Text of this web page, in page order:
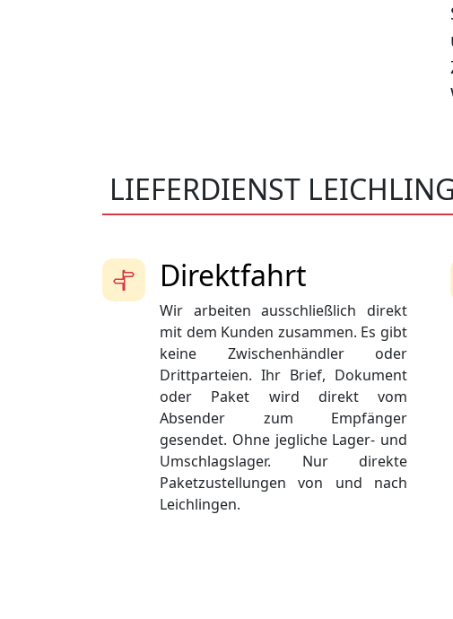
LIEFERDIENST
Direktfahrt
Wir arbeiten ausschließlich direkt
mit dem Kunden zusammen. Es gibt
keine Zwischenhändler oder
Drittparteien. Ihr Brief, Dokument
oder Paket wird direkt vom
Absender zum Empfänger
gesendet. Ohne jegliche Lager- und
Umschlagslager. Nur direkte
Paketzustellungen von und nach
Leichlingen.